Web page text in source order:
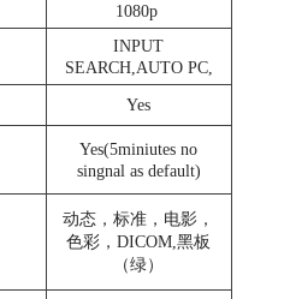
1080p
INPUT
SEARCH,AUTO PC,
Yes
Yes(5miniutes no
singnal as default)
动态，标准，电影，
色彩，DICOM,黑板
（绿）